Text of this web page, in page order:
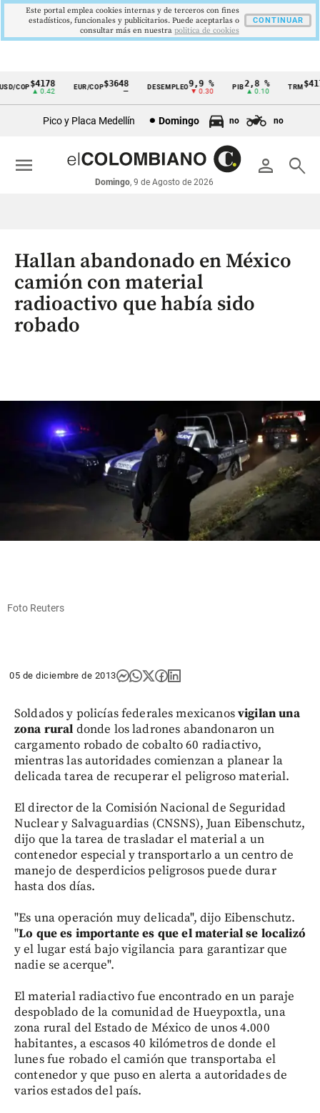
Cintillo
económicos
Colombia
COP$4178
▲ 0.42
EUR/COP$3648 DESEMPLEO9,9 %
▼ 0.30
2,8 %
▲ 0.10
TRM
Pico y Placa Medellín Domingo no no
person search
Domingo, 9 de Agosto de 2026
menu
Hallan abandonado en México
camión con material
radioactivo que había sido
robado
Foto Reuters
05 de diciembre de 2013
Soldados y policías federales mexicanosvigilan una
zona rural donde los ladrones abandonaron un
cargamento robado de cobalto 60 radiactivo,
mientras las autoridades comienzan a planear la
delicada tarea de recuperar el peligroso material.
El director de la Comisión Nacional de Seguridad
Nuclear y Salvaguardias (CNSNS), Juan Eibenschutz,
dijo que la tarea de trasladar el material a un
contenedor especial y transportarlo a un centro de
manejo de desperdicios peligrosos puede durar
hasta dos días.
"Es una operación muy delicada", dijo Eibenschutz.
"Lo que es importante es que el material se localizó
y el lugar está bajo vigilancia para garantizar que
nadie se acerque".
El material radiactivo fue encontrado en un paraje
despoblado de la comunidad de Hueypoxtla, una
zona rural del Estado de México de unos 4.000
habitantes, a escasos 40 kilómetros de donde el
lunes fue robado el camión que transportaba el
contenedor y que puso en alerta a autoridades de
varios estados del país.
Este portal emplea cookies internas y de terceros con fines
estadísticos, funcionales y publicitarios. Puede aceptarlas o
consultar más en nuestra politica de cookies
CONTINUAR